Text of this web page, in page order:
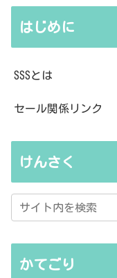
はじめに
SSSとは
セール関係リンク
けんさく
かてごり